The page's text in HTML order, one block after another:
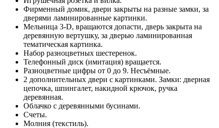
Фирменный домик, двери закрыты на разные замки, за
дверями ламинированные картинки.
Мельница 3-D, вращаются допасти, дверь закрыта на
деревянную вертушку, за дверью ламинированная
тематическая картинка.
Набор разноцветных шестеренок.
Телефонный диск (имитация) вращается.
Разноцветные цифры от 0 до 9. Несъёмные.
2 дополнительных двери с картинками. Замки: дверная
цепочка, шпингалет, накидной крючок, ручка
деревянная.
Облачко с деревянными бусинами.
Счеты.
Молния (текстиль).